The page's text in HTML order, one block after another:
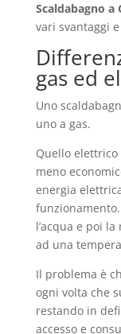
Scaldabagno a
vari svantaggi
gas ed
Uno
uno a gas.
Quello
meno
energia
l’acqua e poi
ad una
Il problema è
ogni volta che
restando in
accesso e